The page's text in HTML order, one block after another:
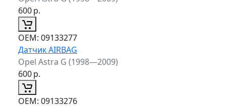
600р.
ОЕМ: 09133277
Датчик AIRBAG
Opel Astra G (1998—2009)
600р.
ОЕМ: 09133276